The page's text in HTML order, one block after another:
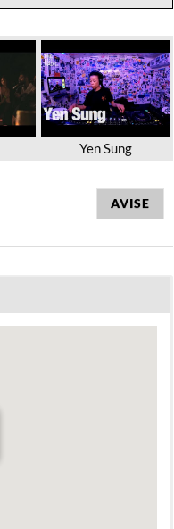
Yen Sung
AVISE